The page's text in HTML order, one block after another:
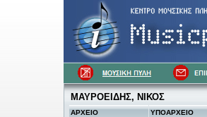
ΜΑΥΡΟΕΙΔΗΣ, ΝΙΚΟΣ
ΑΡΧΕΙΟ ΥΠΟΑΡΧΕΙΟ